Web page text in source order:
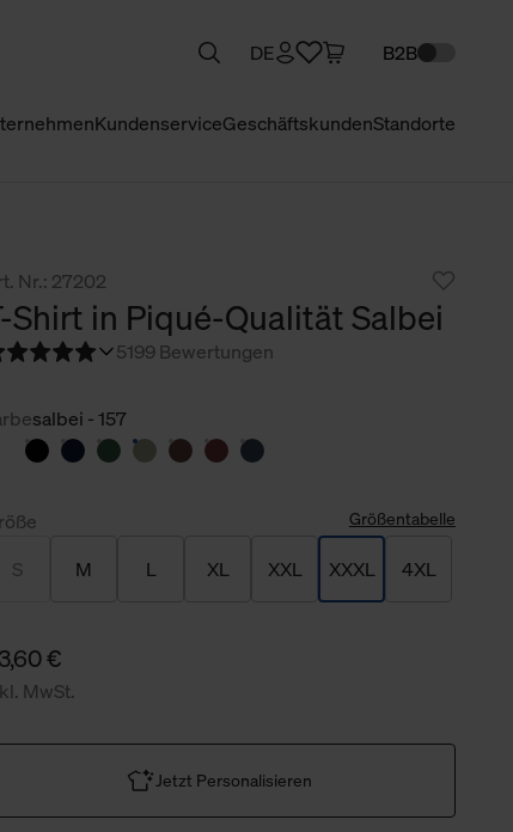
KundenserviceGeschäftskundenStandorte
DE B2B
Nr.: 27202
Shirt in Piqué-Qualität Salbei
5199 Bewertungen
salbei - 157
Größentabelle
S M L XL XXL XXXL 4XL
€
MwSt.
Jetzt Personalisieren